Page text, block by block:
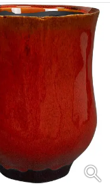
search